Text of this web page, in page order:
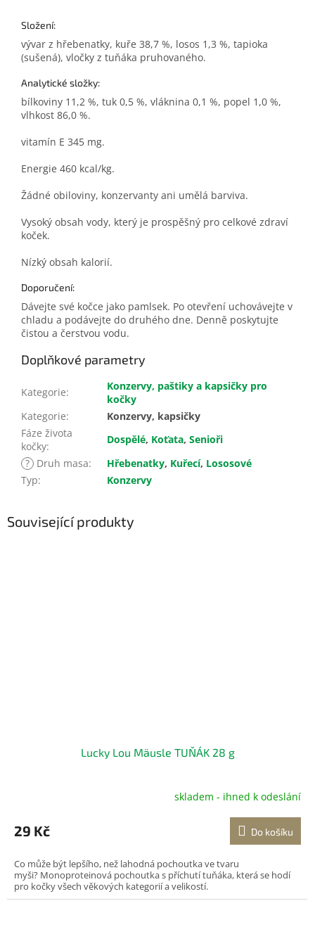
Složení:
vývar z hřebenatky, kuře 38,7 %, losos 1,3 %, tapioka
(sušená), vločky z tuňáka pruhovaného.
Analytické složky:
bílkoviny 11,2 %, tuk 0,5 %, vláknina 0,1 %, popel 1,0 %,
vlhkost 86,0 %.
vitamín E 345 mg.
Energie 460 kcal/kg.
Žádné obiloviny, konzervanty ani umělá barviva.
Vysoký obsah vody, který je prospěšný pro celkové zdraví
koček.
Nízký obsah kalorií.
Doporučení:
Dávejte své kočce jako pamlsek. Po otevření uchovávejte v
chladu a podávejte do druhého dne. Denně poskytujte
čistou a čerstvou vodu.
Doplňkové parametry
Kategorie:
Konzervy, paštiky a kapsičky pro
kočky
Kategorie:
Konzervy, kapsičky
Fáze života
kočky:
Dospělé, Koťata, Senioři
? Druh masa: Hřebenatky, Kuřecí, Lososové
Typ: Konzervy
Související produkty
Lucky Lou Mäusle TUŇÁK 28 g
skladem - ihned k odeslání
29 Kč Do košíku
Co může být lepšího, než lahodná pochoutka ve tvaru
myši? Monoproteinová pochoutka s příchutí tuňáka, která se hodí
pro kočky všech věkových kategorií a velikostí.